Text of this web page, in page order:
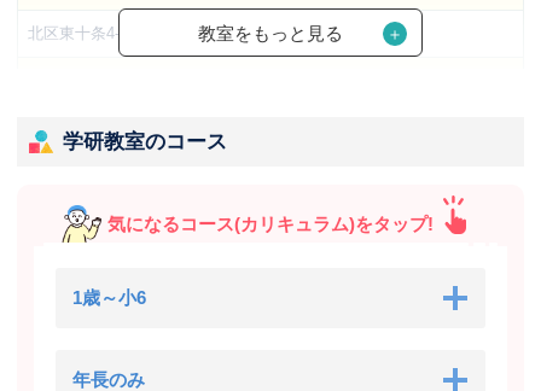
北区東十条4-7-2 TKCビル2階
北区田端新町3-31-4 田端新町3丁目会館
北区中里2丁目16-6
教室をもっと見る
学研教室のコース
気になるコース(カリキュラム)をタップ!
1歳～小6
年長のみ